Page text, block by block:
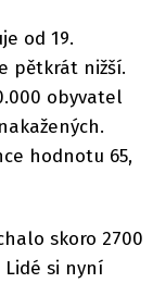
od 19.
pětkrát nižší.
obyvatel
hodnotu 65,
skoro 2700
si nyní